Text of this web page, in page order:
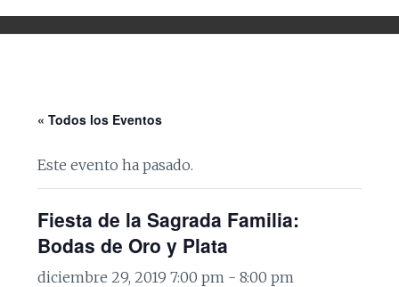
« Todos los Eventos
Este evento ha pasado.
Fiesta de la Sagrada Familia:
Bodas de Oro y Plata
diciembre 29, 2019 7:00 pm -8:00 pm